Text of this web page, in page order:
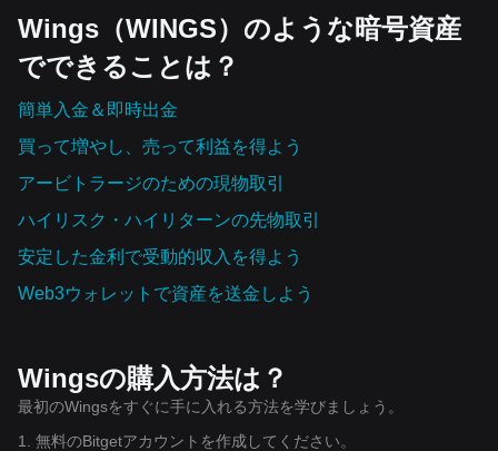
Wings（WINGS）のような暗号資産
でできることは？
簡単入金＆即時出金
買って増やし、売って利益を得よう
アービトラージのための現物取引
ハイリスク・ハイリターンの先物取引
安定した金利で受動的収入を得よう
Web3ウォレットで資産を‌送金しよう
Wingsの購入方法は？
最初のWingsをすぐに手に入れる方法を学びましょう。
1. 無料のBitgetアカウントを作成してください。